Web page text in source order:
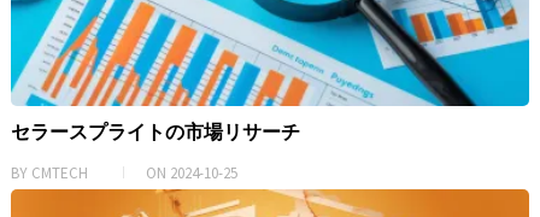
セラースプライトの市場リサーチ
BY CMTECH ON 2024-10-25